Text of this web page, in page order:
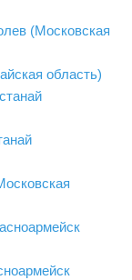
область)